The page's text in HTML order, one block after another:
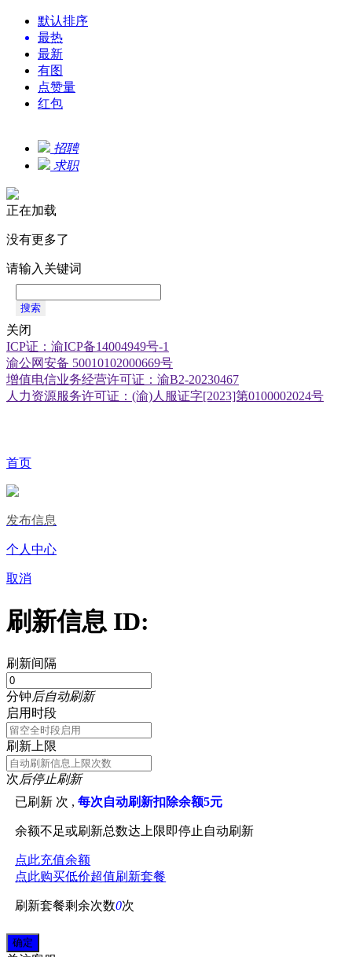
默认排序
最热
最新
有图
点赞量
红包
招聘
求职
正在加载
没有更多了
请输入关键词
搜索
关闭
ICP证：渝ICP备14004949号-1
渝公网安备 50010102000669号
增值电信业务经营许可证：渝B2-20230467
人力资源服务许可证：(渝)人服证字[2023]第0100002024号
首页
发布信息
个人中心
取消
刷新信息 ID:
刷新间隔
分钟后自动刷新
启用时段
刷新上限
次后停止刷新
已刷新 次 ,每次自动刷新扣除余额5元
余额不足或刷新总数达上限即停止自动刷新
点此充值余额
点此购买低价超值刷新套餐
刷新套餐剩余次数0次